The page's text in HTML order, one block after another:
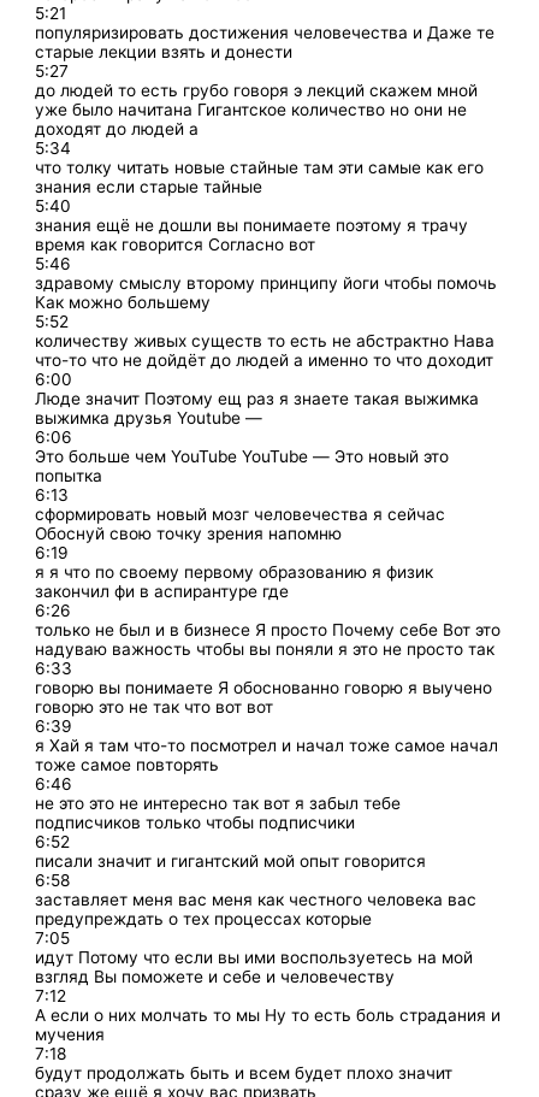
5:21
популяризировать достижения человечества и Даже те
старые лекции взять и донести
5:27
до людей то есть грубо говоря э лекций скажем мной
уже было начитана Гигантское количество но они не
доходят до людей а
5:34
что толку читать новые стайные там эти самые как его
знания если старые тайные
5:40
знания ещё не дошли вы понимаете поэтому я трачу
время как говорится Согласно вот
5:46
здравому смыслу второму принципу йоги чтобы помочь
Как можно большему
5:52
количеству живых существ то есть не абстрактно Нава
что-то что не дойдёт до людей а именно то что доходит
6:00
Люде значит Поэтому ещ раз я знаете такая выжимка
выжимка друзья Youtube —
6:06
Это больше чем YouTube YouTube — Это новый это
попытка
6:13
сформировать новый мозг человечества я сейчас
Обоснуй свою точку зрения напомню
6:19
я я что по своему первому образованию я физик
закончил фи в аспирантуре где
6:26
только не был и в бизнесе Я просто Почему себе Вот это
надуваю важность чтобы вы поняли я это не просто так
6:33
говорю вы понимаете Я обоснованно говорю я выучено
говорю это не так что вот вот
6:39
я Хай я там что-то посмотрел и начал тоже самое начал
тоже самое повторять
6:46
не это это не интересно так вот я забыл тебе
подписчиков только чтобы подписчики
6:52
писали значит и гигантский мой опыт говорится
6:58
заставляет меня вас меня как честного человека вас
предупреждать о тех процессах которые
7:05
идут Потому что если вы ими воспользуетесь на мой
взгляд Вы поможете и себе и человечеству
7:12
А если о них молчать то мы Ну то есть боль страдания и
мучения
7:18
будут продолжать быть и всем будет плохо значит
сразу же ещё я хочу вас призвать